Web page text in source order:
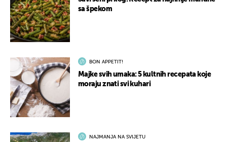
sa špekom
BON APPETIT!
Majke svih umaka: 5 kultnih recepata koje
moraju znati svi kuhari
NAJMANJA NA SVIJETU